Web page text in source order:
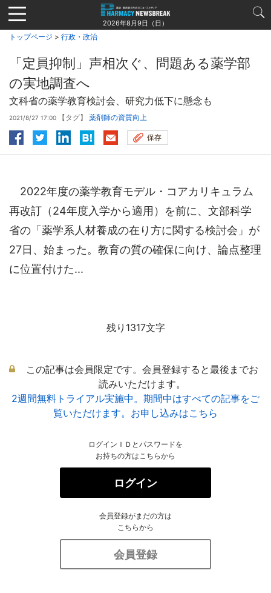
Jump
to
navigation
2026年8月9日（日）
トップページ > 行政・政治
「定員抑制」声相次ぐ、問題ある薬学部
の実地調査へ
文科省の薬学教育検討会、研究力低下に懸念も
2021/8/27 17:00 【タグ】 薬剤師の資質向上
保存
2022年度の薬学教育モデル・コアカリキュラム
再改訂（24年度入学から適用）を前に、文部科学
省の「薬学系人材養成の在り方に関する検討会」が
27日、始まった。教育の質の確保に向け、論点整理
に位置付けた...
残り1317文字
この記事は会員限定です。会員登録すると最後までお
読みいただけます。
2週間無料トライアル実施中。期間中はすべての記事をご
覧いただけます。お申し込みはこちら
ログインＩＤとパスワードを
お持ちの方はこちらから
ログイン
会員登録がまだの方は
こちらから
会員登録